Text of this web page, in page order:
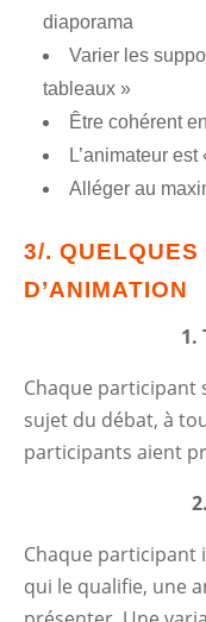
diaporama
Varier les
tableaux »
Être cohérent
L’animateur
Alléger au
3/. QUELQUES
D’ANIMATION
1.
Chaque participant
sujet du débat, à
participants aient
2.
Chaque
qui le qualifie, une